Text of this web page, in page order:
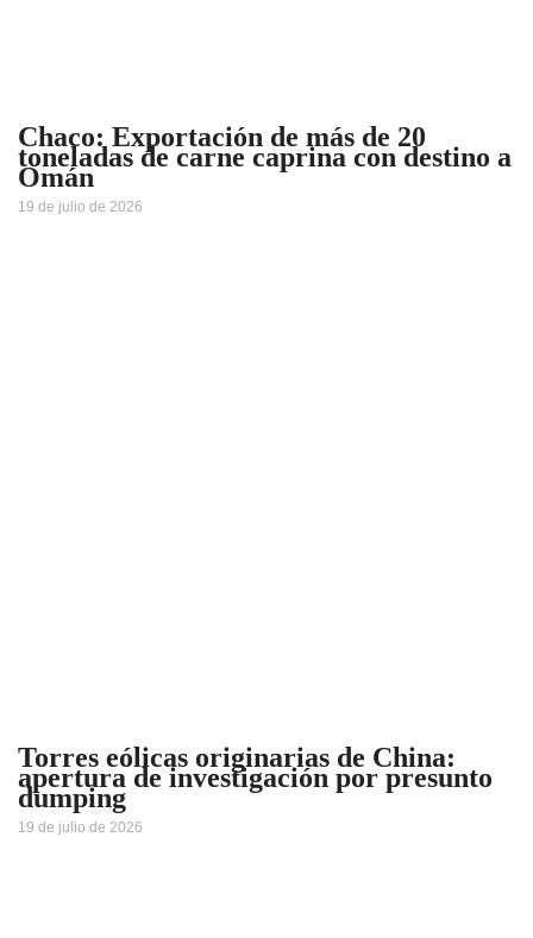
Chaco: Exportación de más de 20
toneladas de carne caprina con destino a
Omán
19 de julio de 2026
Torres eólicas originarias de China:
apertura de investigación por presunto
dumping
19 de julio de 2026